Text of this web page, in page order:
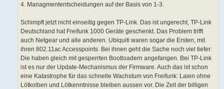
4. Managmententscheidungen auf der Basis von 1-3.
Schimpft jetzt nicht einseitig gegen TP-Link. Das ist ungerecht, TP-Link
Deutschland hat Freifunk 1000 Geräte geschenkt. Das Problem trifft
auch Netgear und alle anderen. Ubiquiti waren sogar die Ersten, mit
ihren 802.11ac Accesspoints. Bei ihnen geht die Sache noch viel tiefer:
Die haben gleich mit gesperrten Bootloadern angefangen. Bei TP-Link
ist es nur der Update-Mechanismus der Firmware. Auch das ist schon
eine Katastrophe für das schnelle Wachstum von Freifunk: Laien ohne
Lötkolben und Lötkenntnisse bleiben aussen vor. Die Zeit der billigen